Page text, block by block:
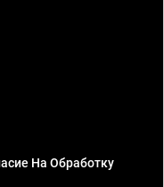
На Обработку